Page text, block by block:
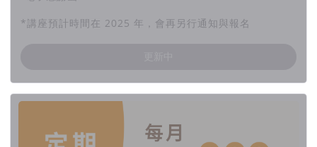
*講座預計時間在 2025 年，會再另行通知與報名